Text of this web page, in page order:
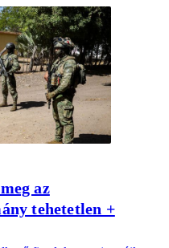
az
tehetetlen +